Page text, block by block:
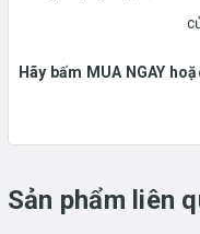
Hãy bấm MUA NGAY
Sản phẩm liên